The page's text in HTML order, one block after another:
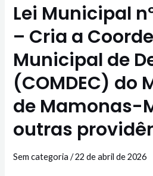
Lei Municipal
– Cria a
Municipal de
(COMDEC) do
de Mamonas-
outras
Sem categoria /22 de abril de 2026